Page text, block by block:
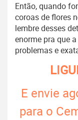
Então, quando
coroas de flores
lembre desses
enorme pra que
problemas e
E envie
para o